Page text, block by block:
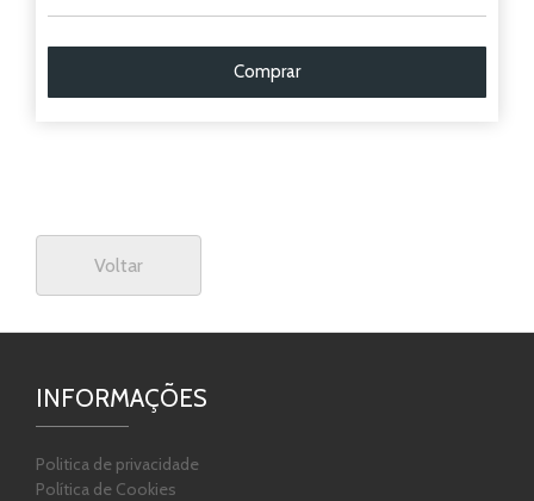
Comprar
Voltar
INFORMAÇÕES
Politica de privacidade
Política de Cookies